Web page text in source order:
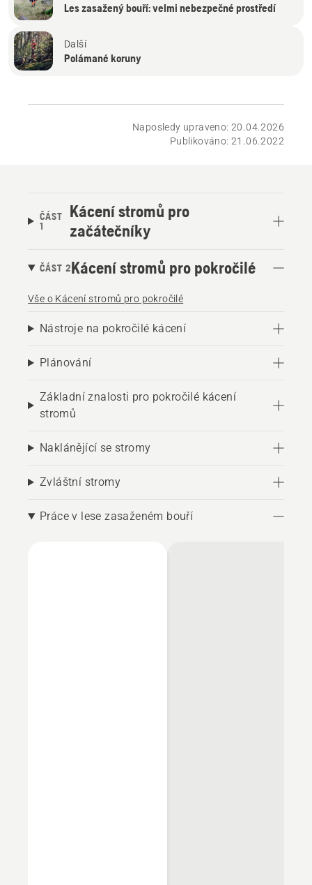
Les zasažený bouří: velmi nebezpečné prostředí
Další
Polámané koruny
Naposledy upraveno: 20.04.2026
Publikováno: 21.06.2022
ČÁST
1
Kácení stromů pro
začátečníky
ČÁST 2Kácení stromů pro pokročilé
Vše o Kácení stromů pro pokročilé
Nástroje na pokročilé kácení
Plánování
Základní znalosti pro pokročilé kácení
stromů
Naklánějící se stromy
Zvláštní stromy
Práce v lese zasaženém bouří